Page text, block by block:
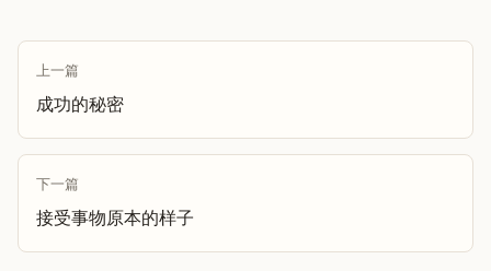
上一篇
成功的秘密
下一篇
接受事物原本的样子